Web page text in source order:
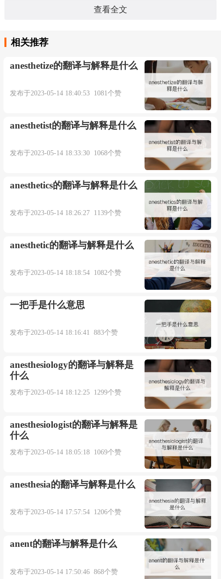
本内容部分来源于网络，谨供免费学习使用，如有侵权，可
查看全文
相关推荐
anesthetize的翻译与解释是什么
发布于2023-05-14 18:40:53 1081个赞
anesthetist的翻译与解释是什么
发布于2023-05-14 18:33:30 1068个赞
anesthetics的翻译与解释是什么
发布于2023-05-14 18:26:27 1139个赞
anesthetic的翻译与解释是什么
发布于2023-05-14 18:18:54 1082个赞
一把手是什么意思
发布于2023-05-14 18:16:41 883个赞
anesthesiology的翻译与解释是
什么
发布于2023-05-14 18:12:25 1299个赞
anesthesiologist的翻译与解释是
什么
发布于2023-05-14 18:05:18 1069个赞
anesthesia的翻译与解释是什么
发布于2023-05-14 17:57:54 1206个赞
anent的翻译与解释是什么
发布于2023-05-14 17:50:46 868个赞